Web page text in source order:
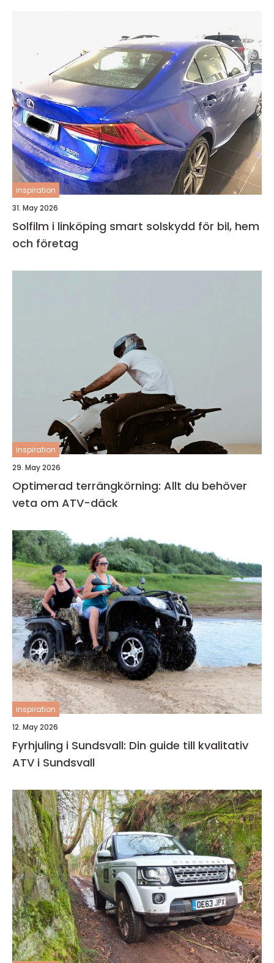
inspiration
31. May 2026
Solfilm i linköping smart solskydd för bil, hem
och företag
inspiration
29. May 2026
Optimerad terrängkörning: Allt du behöver
veta om ATV-däck
inspiration
12. May 2026
Fyrhjuling i Sundsvall: Din guide till kvalitativ
ATV i Sundsvall